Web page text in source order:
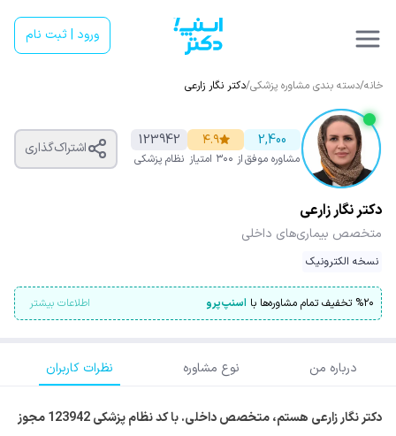
ورود | ثبت نام
خانه/دسته بندی مشاوره پزشکی/دکتر نگار زارعی
2,400
مشاوره موفق
۴.۹
از ۳۰۰ امتیاز
123942
نظام پزشکی
اشتراک‌گذاری
دکتر نگار زارعی
متخصص بیماری‌های داخلی
نسخه الکترونیک
%۲۰ تخفیف تمام مشاوره‌ها با اسنپ‌پرو اطلاعات بیشتر
درباره من نوع مشاوره نظرات کاربران
دکتر نگار زارعی هستم، متخصص داخلی. با کد نظام پزشکی 123942 مجوز